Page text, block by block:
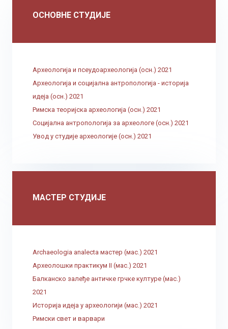
ОСНОВНЕ СТУДИЈЕ
Археологија и псеудоархеологија (осн.) 2021
Археологија и социјална антропологија - историја
идеја (осн.) 2021
Римска теоријска археологија (осн.) 2021
Социјална антропологија за археологе (осн.) 2021
Увод у студије археологије (осн.) 2021
МАСТЕР СТУДИЈЕ
Archaeologia analecta мастер (мас.) 2021
Археолошки практикум II (мас.) 2021
Балканско залеђе античке грчке културе (мас.)
2021
Историја идеја у археологији (мас.) 2021
Римски свет и варвари